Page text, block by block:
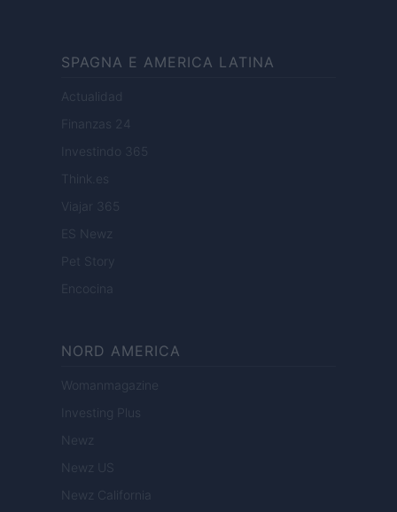
SPAGNA E AMERICA LATINA
Actualidad
Finanzas 24
Investindo 365
Think.es
Viajar 365
ES Newz
Pet Story
Encocina
NORD AMERICA
Womanmagazine
Investing Plus
Newz
Newz US
Newz California